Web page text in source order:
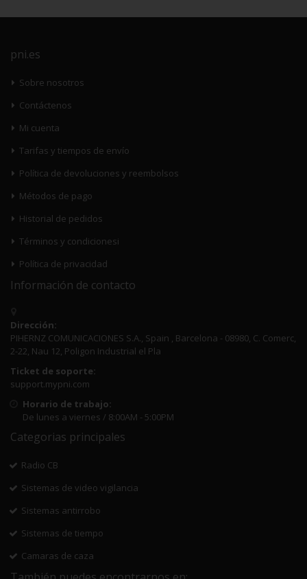
pni.es
Sobre nosotros
Contáctenos
Mi cuenta
Tarifas y tiempos de envío
Política de devoluciones y reembolsos
Métodos de pago
Historial de pedidos
Términos y condicionesi
Política de privacidad
Información de contacto
Dirección:
PIHERNZ COMUNICACIONES S.A., Spain , Barcelona - 08980, C. Comerc,
2-22, Nau 12, Poligon Industrial el Pla
Ticket de soporte:
support.mypni.com
Horario de trabajo:
De lunes a viernes / 8:00AM - 5:00PM
Categorias principales
Radio CB
Sistemas de video vigilancia
Sistemas antirrobo
Sistemas de tiempo
Camaras de caza